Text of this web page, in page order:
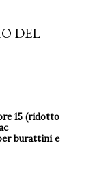
DEL
15 (ridotto
burattini e